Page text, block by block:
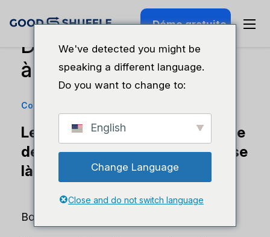
Démo gratuite
Devriez-vous dire “non”
à 25% de vos clients ?
Conseils aux entreprises
Le fait de toujours dire oui risque
de ne pas mener votre entreprise
là où vous le souhaitez.
Bonjour à tous,
We've detected you might be
speaking a different language.
Do you want to change to:
English
Change Language
Close and do not switch language